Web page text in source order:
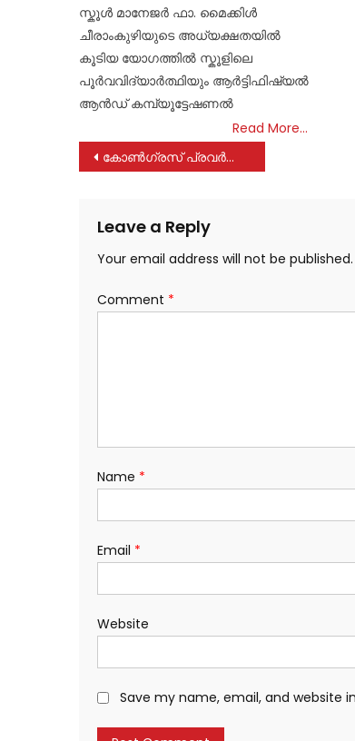
സ്കൂൾ മാനേജർ ഫാ. മൈക്കിൾ
ചീരാംകുഴിയുടെ അധ്യക്ഷതയിൽ
കൂടിയ യോഗത്തിൽ സ്കൂളിലെ
പൂർവവിദ്യാർത്ഥിയും ആർട്ടിഫിഷ്യൽ
ആൻഡ് കമ്പ്യൂട്ടേഷണൽ
Read More…
Post
കോൺഗ്രസ്‌ പ്രവർത്തകർ വാഴ നട്ട് പ്രതിഷേധിച്ചു
Leave a Reply
Your email address will not be published.
Comment *
Name *
Email *
Website
Save my name, email, and website